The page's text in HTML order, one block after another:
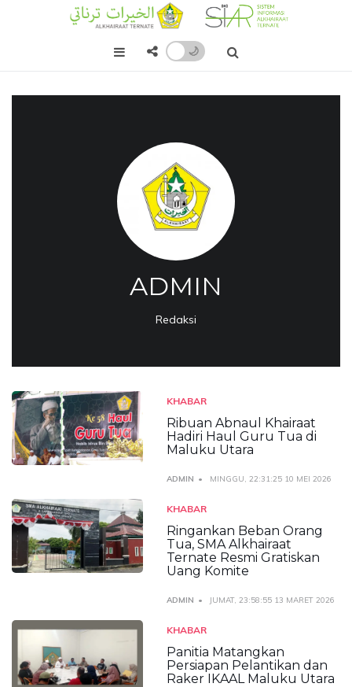
🌙
ADMIN
Redaksi
KHABAR
Ribuan Abnaul Khairaat
Hadiri Haul Guru Tua di
Maluku Utara
ADMIN MINGGU, 22:31:25 10 MEI 2026
KHABAR
Ringankan Beban Orang
Tua, SMA Alkhairaat
Ternate Resmi Gratiskan
Uang Komite
ADMIN JUMAT, 23:58:55 13 MARET 2026
KHABAR
Panitia Matangkan
Persiapan Pelantikan dan
Raker IKAAL Maluku Utara